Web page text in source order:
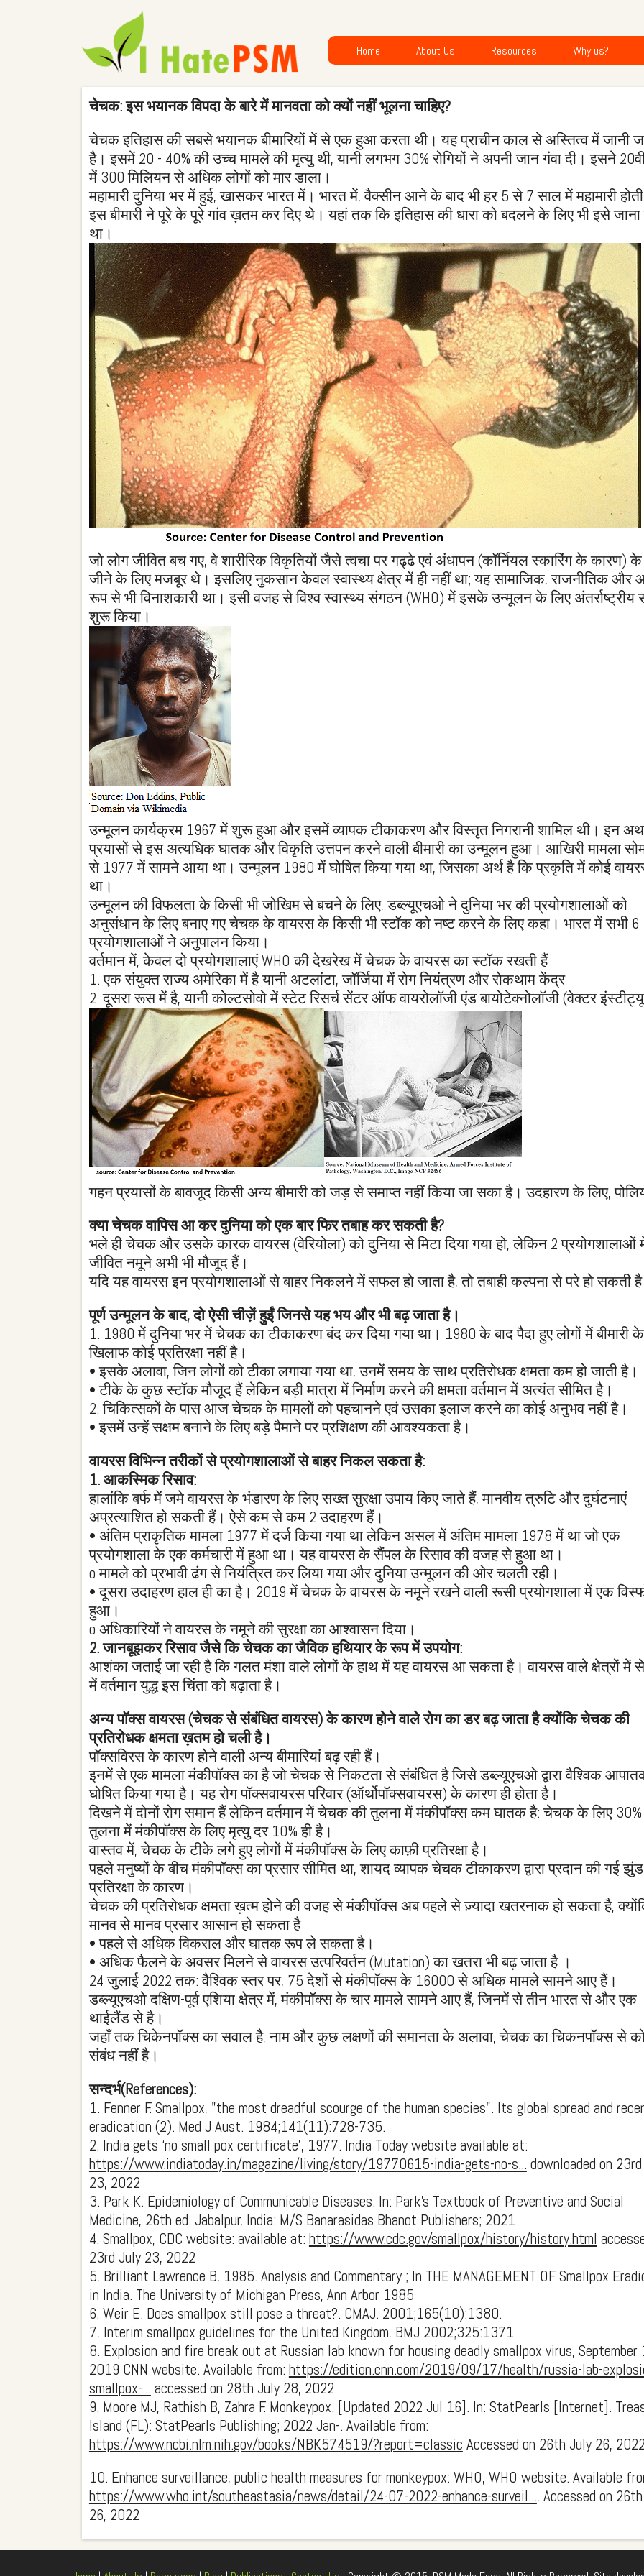
Home About Us Resources Why us?
चेचक: इस भयानक विपदा के बारे में मानवता को क्यों नहीं भूलना चाहिए?
चेचक इतिहास की सबसे भयानक बीमारियों में से एक हुआ करता थी। यह प्राचीन काल से अस्तित्व में जानी
है। इसमें 20 - 40% की उच्च मामले की मृत्यु थी, यानी लगभग 30% रोगियों ने अपनी जान गंवा दी। इसने
में 300 मिलियन से अधिक लोगों को मार डाला।
महामारी दुनिया भर में हुई, खासकर भारत में। भारत में, वैक्सीन आने के बाद भी हर 5 से 7 साल में महामारी
इस बीमारी ने पूरे के पूरे गांव ख़तम कर दिए थे। यहां तक कि इतिहास की धारा को बदलने के लिए भी इसे जाना
था।
जो लोग जीवित बच गए, वे शारीरिक विकृतियों जैसे त्वचा पर गढ्ढे एवं अंधापन (कॉर्नियल स्कारिंग के कारण)
जीने के लिए मजबूर थे। इसलिए नुकसान केवल स्वास्थ्य क्षेत्र में ही नहीं था; यह सामाजिक, राजनीतिक और
रूप से भी विनाशकारी था। इसी वजह से विश्व स्वास्थ्य संगठन (WHO) में इसके उन्मूलन के लिए अंतर्राष्ट्रीय
शुरू किया।
उन्मूलन कार्यक्रम 1967 में शुरू हुआ और इसमें व्यापक टीकाकरण और विस्तृत निगरानी शामिल थी। इन
प्रयासों से इस अत्यधिक घातक और विकृति उत्तपन करने वाली बीमारी का उन्मूलन हुआ। आखिरी मामला
से 1977 में सामने आया था। उन्मूलन 1980 में घोषित किया गया था, जिसका अर्थ है कि प्रकृति में कोई
था।
उन्मूलन की विफलता के किसी भी जोखिम से बचने के लिए, डब्ल्यूएचओ ने दुनिया भर की प्रयोगशालाओं को
अनुसंधान के लिए बनाए गए चेचक के वायरस के किसी भी स्टॉक को नष्ट करने के लिए कहा। भारत में सभी 6
प्रयोगशालाओं ने अनुपालन किया।
वर्तमान में, केवल दो प्रयोगशालाएं WHO की देखरेख में चेचक के वायरस का स्टॉक रखती हैं
1. एक संयुक्त राज्य अमेरिका में है यानी अटलांटा, जॉर्जिया में रोग नियंत्रण और रोकथाम केंद्र
2. दूसरा रूस में है, यानी कोल्टसोवो में स्टेट रिसर्च सेंटर ऑफ वायरोलॉजी एंड बायोटेक्नोलॉजी (वेक्टर
गहन प्रयासों के बावजूद किसी अन्य बीमारी को जड़ से समाप्त नहीं किया जा सका है। उदहारण के लिए,
क्या चेचक वापिस आ कर दुनिया को एक बार फिर तबाह कर सकती है?
भले ही चेचक और उसके कारक वायरस (वेरियोला) को दुनिया से मिटा दिया गया हो, लेकिन 2 प्रयोगशालाओं
जीवित नमूने अभी भी मौजूद हैं।
यदि यह वायरस इन प्रयोगशालाओं से बाहर निकलने में सफल हो जाता है, तो तबाही कल्पना से परे हो सकती
पूर्ण उन्मूलन के बाद, दो ऐसी चीज़ें हुईं जिनसे यह भय और भी बढ़ जाता है।
1. 1980 में दुनिया भर में चेचक का टीकाकरण बंद कर दिया गया था। 1980 के बाद पैदा हुए लोगों में बीमारी के
खिलाफ कोई प्रतिरक्षा नहीं है।
• इसके अलावा, जिन लोगों को टीका लगाया गया था, उनमें समय के साथ प्रतिरोधक क्षमता कम हो जाती है।
• टीके के कुछ स्टॉक मौजूद हैं लेकिन बड़ी मात्रा में निर्माण करने की क्षमता वर्तमान में अत्यंत सीमित है।
2. चिकित्सकों के पास आज चेचक के मामलों को पहचानने एवं उसका इलाज करने का कोई अनुभव नहीं है।
• इसमें उन्हें सक्षम बनाने के लिए बड़े पैमाने पर प्रशिक्षण की आवश्यकता है।
वायरस विभिन्न तरीकों से प्रयोगशालाओं से बाहर निकल सकता है:
1. आकस्मिक रिसाव:
हालांकि बर्फ में जमे वायरस के भंडारण के लिए सख्त सुरक्षा उपाय किए जाते हैं, मानवीय त्रुटि और दुर्घटनाएं
अप्रत्याशित हो सकती हैं। ऐसे कम से कम 2 उदाहरण हैं।
• अंतिम प्राकृतिक मामला 1977 में दर्ज किया गया था लेकिन असल में अंतिम मामला 1978 में था जो एक
प्रयोगशाला के एक कर्मचारी में हुआ था। यह वायरस के सैंपल के रिसाव की वजह से हुआ था।
o मामले को प्रभावी ढंग से नियंत्रित कर लिया गया और दुनिया उन्मूलन की ओर चलती रही।
• दूसरा उदाहरण हाल ही का है। 2019 में चेचक के वायरस के नमूने रखने वाली रूसी प्रयोगशाला में एक
हुआ।
o अधिकारियों ने वायरस के नमूने की सुरक्षा का आश्वासन दिया।
2. जानबूझकर रिसाव जैसे कि चेचक का जैविक हथियार के रूप में उपयोग:
आशंका जताई जा रही है कि गलत मंशा वाले लोगों के हाथ में यह वायरस आ सकता है। वायरस वाले क्षेत्रों में
में वर्तमान युद्ध इस चिंता को बढ़ाता है।
अन्य पॉक्स वायरस (चेचक से संबंधित वायरस) के कारण होने वाले रोग का डर बढ़ जाता है क्योंकि चेचक की
प्रतिरोधक क्षमता ख़तम हो चली है।
पॉक्सविरस के कारण होने वाली अन्य बीमारियां बढ़ रही हैं।
इनमें से एक मामला मंकीपॉक्स का है जो चेचक से निकटता से संबंधित है जिसे डब्ल्यूएचओ द्वारा वैश्विक
घोषित किया गया है। यह रोग पॉक्सवायरस परिवार (ऑर्थोपॉक्सवायरस) के कारण ही होता है।
दिखने में दोनों रोग समान हैं लेकिन वर्तमान में चेचक की तुलना में मंकीपॉक्स कम घातक है: चेचक के लिए
तुलना में मंकीपॉक्स के लिए मृत्यु दर 10% ही है।
वास्तव में, चेचक के टीके लगे हुए लोगों में मंकीपॉक्स के लिए काफ़ी प्रतिरक्षा है।
पहले मनुष्यों के बीच मंकीपॉक्स का प्रसार सीमित था, शायद व्यापक चेचक टीकाकरण द्वारा प्रदान की गई झुंड
प्रतिरक्षा के कारण।
चेचक की प्रतिरोधक क्षमता ख़त्म होने की वजह से मंकीपॉक्स अब पहले से ज़्यादा खतरनाक हो सकता है,
मानव से मानव प्रसार आसान हो सकता है
• पहले से अधिक विकराल और घातक रूप ले सकता है।
• अधिक फैलने के अवसर मिलने से वायरस उत्परिवर्तन (Mutation) का खतरा भी बढ़ जाता है ।
24 जुलाई 2022 तक: वैश्विक स्तर पर, 75 देशों से मंकीपॉक्स के 16000 से अधिक मामले सामने आए हैं।
डब्ल्यूएचओ दक्षिण-पूर्व एशिया क्षेत्र में, मंकीपॉक्स के चार मामले सामने आए हैं, जिनमें से तीन भारत से और एक
थाईलैंड से है।
जहाँ तक चिकेनपॉक्स का सवाल है, नाम और कुछ लक्षणों की समानता के अलावा, चेचक का चिकनपॉक्स से
संबंध नहीं है।
सन्दर्भ(References):
1. Fenner F. Smallpox, "the most dreadful scourge of the human species". Its global spread and
eradication (2). Med J Aust. 1984;141(11):728-735.
2. India gets ‘no small pox certificate’, 1977. India Today website available at:
https://www.indiatoday.in/magazine/living/story/19770615-india-gets-no-s... downloaded on
23, 2022
3. Park K. Epidemiology of Communicable Diseases. In: Park's Textbook of Preventive and Social
Medicine, 26th ed. Jabalpur, India: M/S Banarasidas Bhanot Publishers; 2021
4. Smallpox, CDC website: available at: https://www.cdc.gov/smallpox/history/history.html
23rd July 23, 2022
5. Brilliant Lawrence B, 1985. Analysis and Commentary ; In THE MANAGEMENT OF Smallpox
in India. The University of Michigan Press, Ann Arbor 1985
6. Weir E. Does smallpox still pose a threat?. CMAJ. 2001;165(10):1380.
7. Interim smallpox guidelines for the United Kingdom. BMJ 2002;325:1371
8. Explosion and fire break out at Russian lab known for housing deadly smallpox virus, September
2019 CNN website. Available from: https://edition.cnn.com/2019/09/17/health/russia-lab-
smallpox-... accessed on 28th July 28, 2022
9. Moore MJ, Rathish B, Zahra F. Monkeypox. [Updated 2022 Jul 16]. In: StatPearls [Internet].
Island (FL): StatPearls Publishing; 2022 Jan-. Available from:
https://www.ncbi.nlm.nih.gov/books/NBK574519/?report=classic Accessed on 26th July 26,
10. Enhance surveillance, public health measures for monkeypox: WHO, WHO website. Available
https://www.who.int/southeastasia/news/detail/24-07-2022-enhance-surveil.... Accessed on
26, 2022